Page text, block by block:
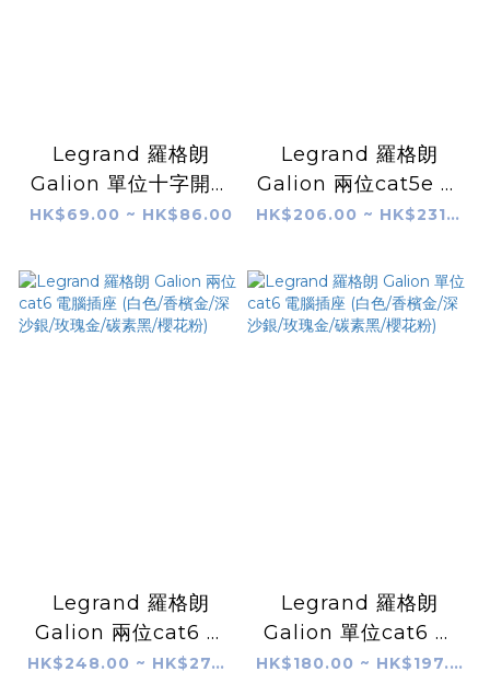
Legrand 羅格朗
Galion 單位十字開關
掣 (白色/香檳金/深沙
花粉)
HK$69.00 ~ HK$86.00
Legrand 羅格朗
Galion 兩位cat5e 電
腦插座 (白色/香檳金/
黑/櫻花粉)
HK$206.00 ~ HK$231.00
Legrand 羅格朗
Galion 兩位cat6 電
腦插座 (白色/香檳金/
HK$248.00 ~ HK$274.00
Legrand 羅格朗
Galion 單位cat6 電
腦插座 (白色/香檳金/HK$180.00 ~ HK$197.00